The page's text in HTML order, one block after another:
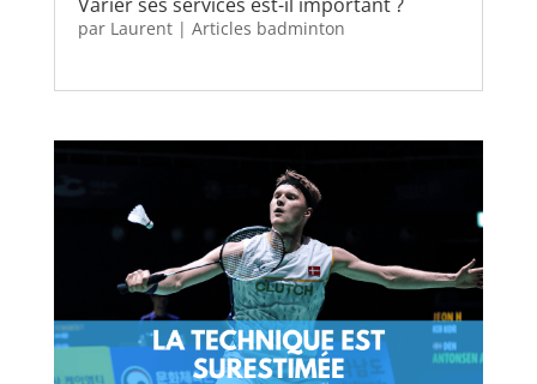
par Laurent| Articles badminton